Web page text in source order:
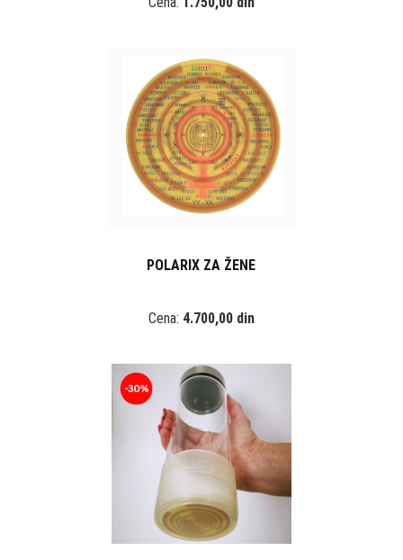
POLARIX ZA ŽENE
Cena: 4.700,00 din